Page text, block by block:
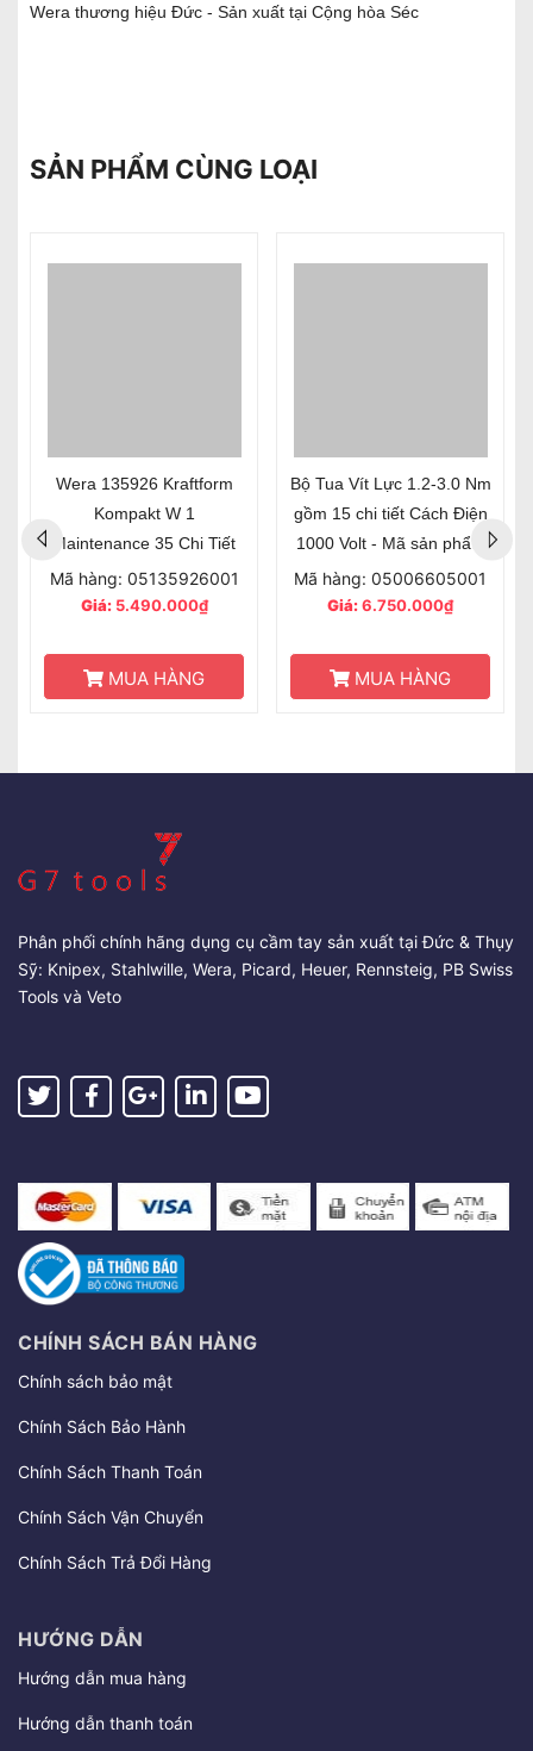
Wera thương hiệu Đức - Sản xuất tại Cộng hòa Séc
SẢN PHẨM CÙNG LOẠI
Wera 135926 Kraftform
Kompakt W 1
Maintenance 35 Chi Tiết
Mã hàng: 05135926001
Giá:5.490.000₫
MUA HÀNG
Bộ Tua Vít Lực 1.2-3.0 Nm
gồm 15 chi tiết Cách Điện
1000 Volt - Mã sản phẩm
006605
Mã hàng: 05006605001
Giá:6.750.000₫
MUA HÀNG
Phân phối chính hãng dụng cụ cầm tay sản xuất tại Đức & Thụy
Sỹ: Knipex, Stahlwille, Wera, Picard, Heuer, Rennsteig, PB Swiss
Tools và Veto
CHÍNH SÁCH BÁN HÀNG
Chính sách bảo mật
Chính Sách Bảo Hành
Chính Sách Thanh Toán
Chính Sách Vận Chuyển
Chính Sách Trả Đổi Hàng
HƯỚNG DẪN
Hướng dẫn mua hàng
Hướng dẫn thanh toán